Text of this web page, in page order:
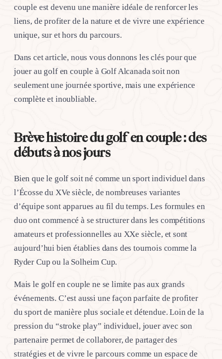
couple est devenu une manière idéale de renforcer les
liens, de profiter de la nature et de vivre une expérience
unique, sur et hors du parcours.
Dans cet article, nous vous donnons les clés pour que
jouer au golf en couple à Golf Alcanada soit non
seulement une journée sportive, mais une expérience
complète et inoubliable.
Brève histoire du golf en couple : des
débuts à nos jours
Bien que le golf soit né comme un sport individuel dans
l’Écosse du XVe siècle, de nombreuses variantes
d’équipe sont apparues au fil du temps. Les formules en
duo ont commencé à se structurer dans les compétitions
amateurs et professionnelles au XXe siècle, et sont
aujourd’hui bien établies dans des tournois comme la
Ryder Cup ou la Solheim Cup.
Mais le golf en couple ne se limite pas aux grands
événements. C’est aussi une façon parfaite de profiter
du sport de manière plus sociale et détendue. Loin de la
pression du “stroke play” individuel, jouer avec son
partenaire permet de collaborer, de partager des
stratégies et de vivre le parcours comme un espace de